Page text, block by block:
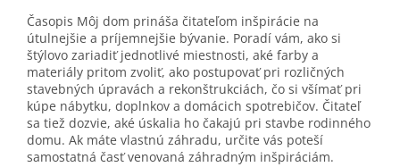
Časopis Môj dom prináša čitateľom inšpirácie na
útulnejšie a príjemnejšie bývanie. Poradí vám, ako si
štýlovo zariadiť jednotlivé miestnosti, aké farby a
materiály pritom zvoliť, ako postupovať pri rozličných
stavebných úpravách a rekonštrukciách, čo si všímať pri
kúpe nábytku, doplnkov a domácich spotrebičov. Čitateľ
sa tiež dozvie, aké úskalia ho čakajú pri stavbe rodinného
domu. Ak máte vlastnú záhradu, určite vás poteší
samostatná časť venovaná záhradným inšpiráciám.